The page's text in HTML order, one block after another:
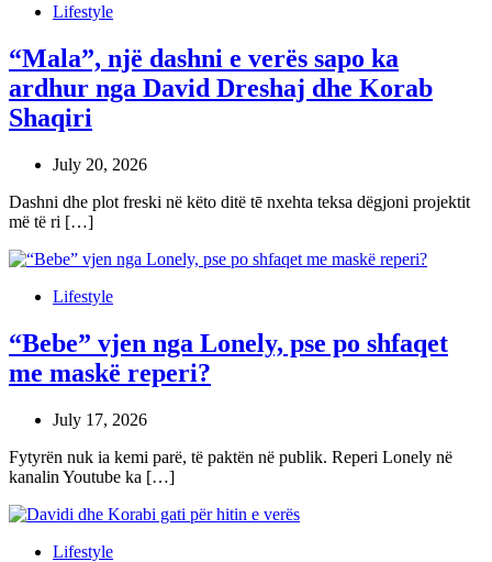
Lifestyle
“Mala”, një dashni e verës sapo ka
ardhur nga David Dreshaj dhe Korab
Shaqiri
July 20, 2026
Dashni dhe plot freski në këto ditë tē nxehta teksa dëgjoni projektit
më të ri […]
Lifestyle
“Bebe” vjen nga Lonely, pse po shfaqet
me maskë reperi?
July 17, 2026
Fytyrën nuk ia kemi parë, të paktën në publik. Reperi Lonely në
kanalin Youtube ka […]
Lifestyle